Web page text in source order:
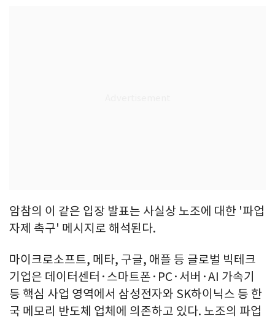
암참의 이 같은 입장 발표는 사실상 노조에 대한 '파업
자제 촉구' 메시지로 해석된다.
마이크로소프트, 메타, 구글, 애플 등 글로벌 빅테크
기업은 데이터센터·스마트폰·PC·서버·AI 가속기
등 핵심 사업 영역에서 삼성전자와 SK하이닉스 등 한
국 메모리 반도체 업체에 의존하고 있다. 노조의 파업